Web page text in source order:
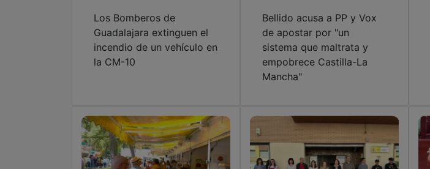
Los Bomberos de
Guadalajara extinguen el
incendio de un vehículo en
la CM-10
Bellido acusa a PP y Vox
de apostar por "un
sistema que maltrata y
empobrece Castilla-La
Mancha"